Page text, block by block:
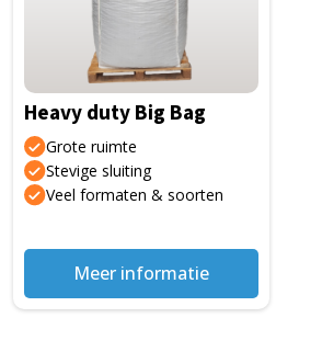
Heavy duty Big Bag
Grote ruimte
Stevige sluiting
Veel formaten & soorten
Meer informatie
gekozen
worden
op
de
productpagina